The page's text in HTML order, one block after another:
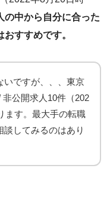
の中から自分に合った
すすめです。
いですが、、、東京
公開求人10件（202
ます。最大手の転職
談してみるのはあり